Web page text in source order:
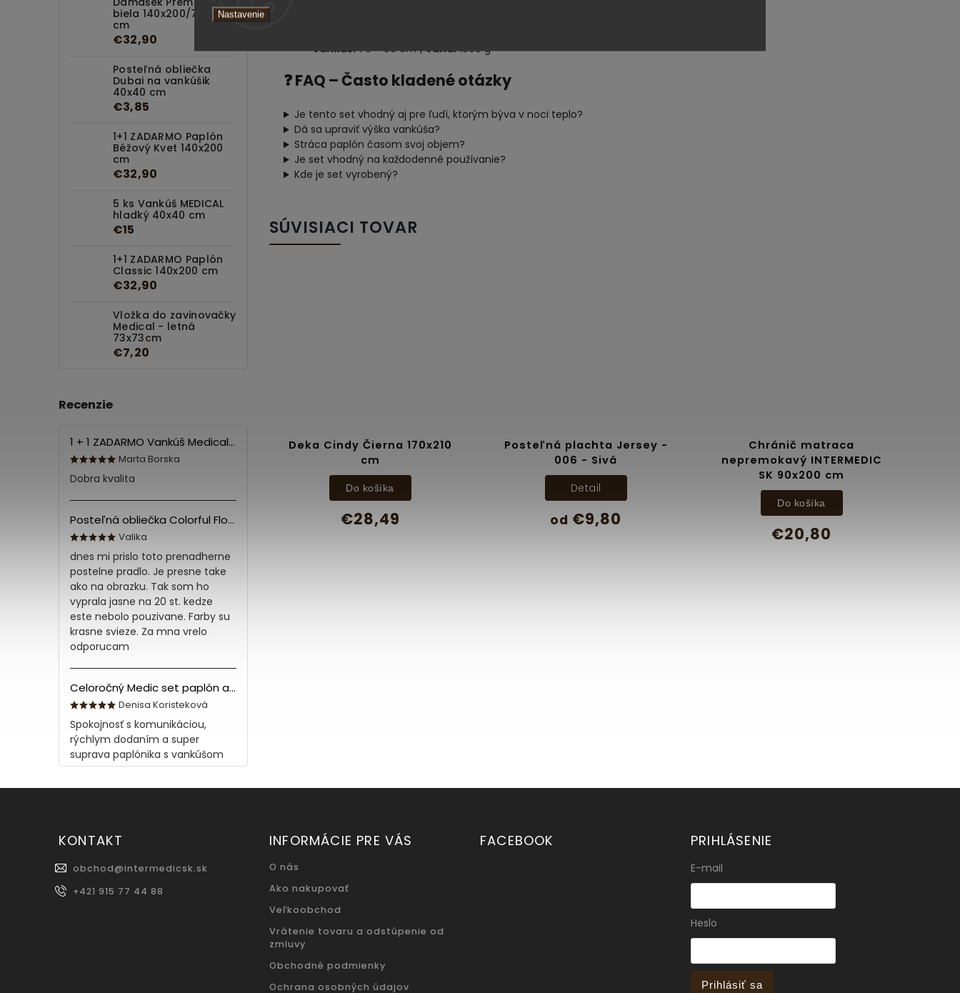
Nastavenie
biela 140x200/70x90
cm
€32,90
Posteľná obliečka
Dubai na vankúšik
40x40 cm
€3,85
1+1 ZADARMO Paplón
Béžový Kvet 140x200
cm
€32,90
5 ks Vankúš MEDICAL
hladký 40x40 cm
€15
1+1 ZADARMO Paplón
Classic 140x200 cm
€32,90
Vložka do zavinovačky
Medical - letná
73x73cm
€7,20
Recenzie
1 + 1 ZADARMO Vankúš Medical 70x90 cm
Marta Borska
Dobra kvalita
Posteľná obliečka Colorful Flowers Modrá 140x200/70x90 cm
Valika
dnes mi prislo toto prenadherne
postelne pradlo. Je presne take
ako na obrazku. Tak som ho
vyprala jasne na 20 st. kedze
este nebolo pouzivane. Farby su
krasne svieze. Za mna vrelo
odporucam
Celoročný Medic set paplón a vankúš z bavlny
Denisa Koristeková
Spokojnosť s komunikáciou,
rýchlym dodaním a super
suprava paplónika s vankúšom
Vankúš:70 × 90 cm |Váha:1000 g
❓ FAQ – Často kladené otázky
Je tento set vhodný aj pre ľudí, ktorým býva v noci teplo?
Dá sa upraviť výška vankúša?
Stráca paplón časom svoj objem?
Je set vhodný na každodenné používanie?
Kde je set vyrobený?
SÚVISIACI TOVAR
Deka Cindy Čierna 170x210
cm
€28,49
Do košíka
Posteľná plachta Jersey -
006 - Sivá
od €9,80
Detail
Chránič matraca
nepremokavý INTERMEDIC
SK 90x200 cm
€20,80
Do košíka
KONTAKT
obchod@intermedicsk.sk
+421 915 77 44 88
INFORMÁCIE PRE VÁS
O nás
Ako nakupovať
Veľkoobchod
Vrátenie tovaru a odstúpenie od
zmluvy
Obchodné podmienky
Ochrana osobných údajov
FACEBOOK PRIHLÁSENIE
E-mail
Heslo
Prihlásiť sa